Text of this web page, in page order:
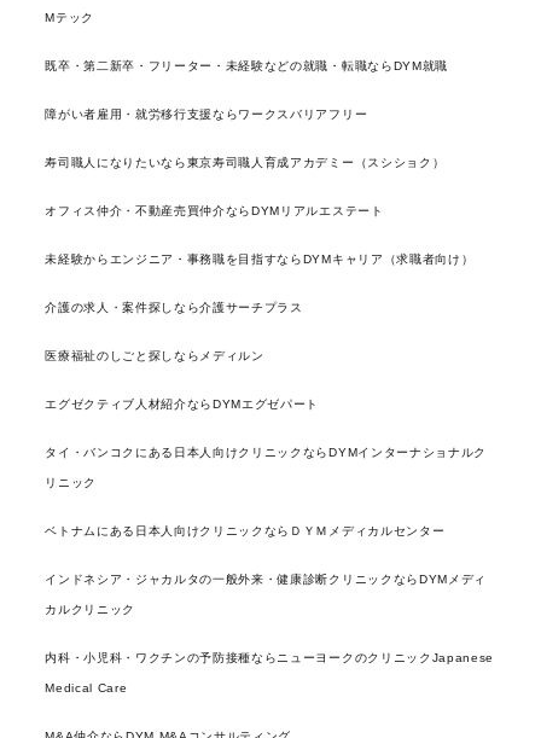
Mテック
既卒・第二新卒・フリーター・未経験などの就職・転職ならDYM就職
障がい者雇用・就労移行支援ならワークスバリアフリー
寿司職人になりたいなら東京寿司職人育成アカデミー（スシショク）
オフィス仲介・不動産売買仲介ならDYMリアルエステート
未経験からエンジニア・事務職を目指すならDYMキャリア（求職者向け）
介護の求人・案件探しなら介護サーチプラス
医療福祉のしごと探しならメディルン
エグゼクティブ人材紹介ならDYMエグゼパート
タイ・バンコクにある日本人向けクリニックならDYMインターナショナルク
リニック
ベトナムにある日本人向けクリニックならＤＹＭメディカルセンター
インドネシア・ジャカルタの一般外来・健康診断クリニックならDYMメディ
カルクリニック
内科・小児科・ワクチンの予防接種ならニューヨークのクリニックJapanese
Medical Care